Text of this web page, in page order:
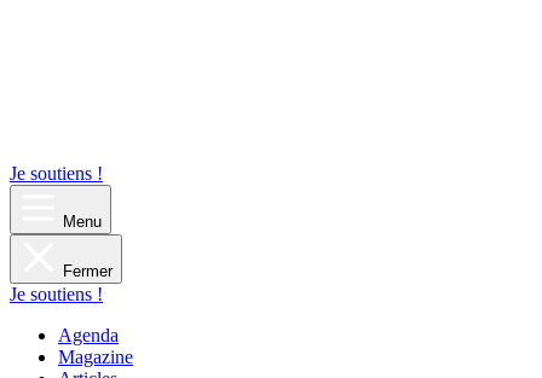
Je soutiens !
Menu
Fermer
Je soutiens !
Agenda
Magazine